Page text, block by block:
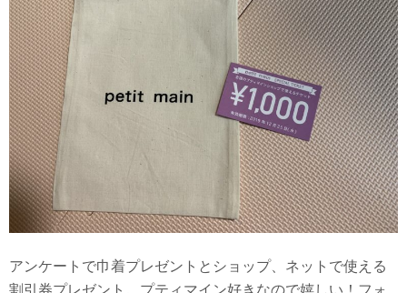
アンケートで巾着プレゼントとショップ、ネットで使える
割引券プレゼント。プティマイン好きなので嬉しい！フォ